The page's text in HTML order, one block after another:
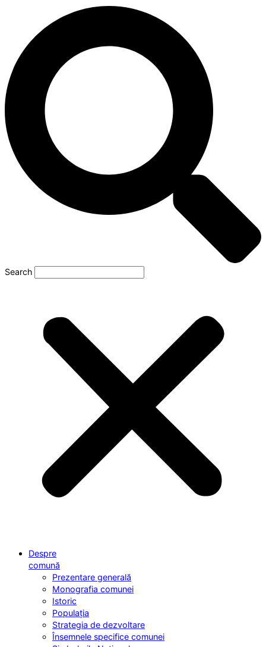
Search
Despre
comună
Prezentare generală
Monografia comunei
Istoric
Populația
Strategia de dezvoltare
Însemnele specifice comunei